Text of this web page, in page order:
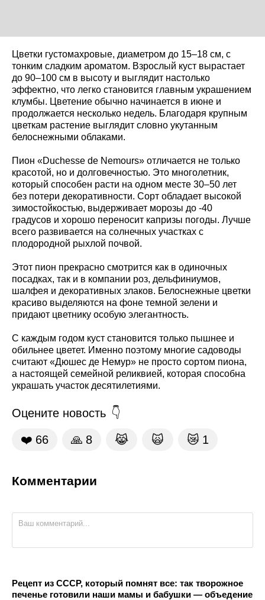
Цветки густомахровые, диаметром до 15–18 см, с
тонким сладким ароматом. Взрослый куст вырастает
до 90–100 см в высоту и выглядит настолько
эффектно, что легко становится главным украшением
клумбы. Цветение обычно начинается в июне и
продолжается несколько недель. Благодаря крупным
цветкам растение выглядит словно укутанным
белоснежными облаками.
Пион «Duchesse de Nemours» отличается не только
красотой, но и долговечностью. Это многолетник,
который способен расти на одном месте 30–50 лет
без потери декоративности. Сорт обладает высокой
зимостойкостью, выдерживает морозы до -40
градусов и хорошо переносит капризы погоды. Лучше
всего развивается на солнечных участках с
плодородной рыхлой почвой.
Этот пион прекрасно смотрится как в одиночных
посадках, так и в компании роз, дельфиниумов,
шалфея и декоративных злаков. Белоснежные цветки
красиво выделяются на фоне темной зелени и
придают цветнику особую элегантность.
С каждым годом куст становится только пышнее и
обильнее цветет. Именно поэтому многие садоводы
считают «Дюшес де Немур» не просто сортом пиона,
а настоящей семейной реликвией, которая способна
украшать участок десятилетиями.
Оцените новость
❤️ 66 🙏 8 😹 🙀 😿 1
Комментарии
Рецепт из СССР, который помнят все: так творожное
печенье готовили наши мамы и бабушки — объедение